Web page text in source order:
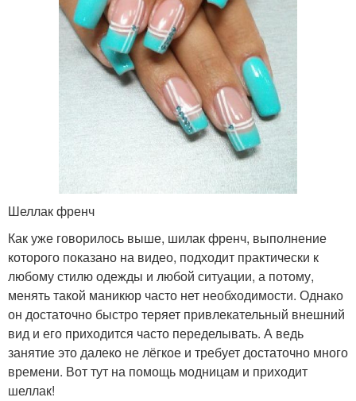
Шеллак френч
Как уже говорилось выше, шилак френч, выполнение
которого показано на видео, подходит практически к
любому стилю одежды и любой ситуации, а потому,
менять такой маникюр часто нет необходимости. Однако
он достаточно быстро теряет привлекательный внешний
вид и его приходится часто переделывать. А ведь
занятие это далеко не лёгкое и требует достаточно много
времени. Вот тут на помощь модницам и приходит
шеллак!